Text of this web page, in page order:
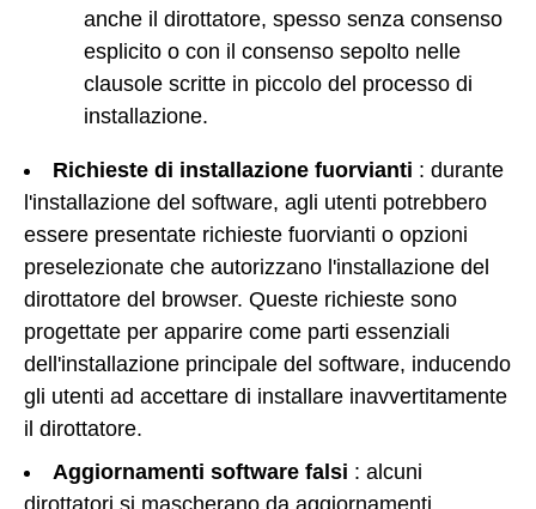
anche il dirottatore, spesso senza consenso
esplicito o con il consenso sepolto nelle
clausole scritte in piccolo del processo di
installazione.
Richieste di installazione fuorvianti : durante
l'installazione del software, agli utenti potrebbero
essere presentate richieste fuorvianti o opzioni
preselezionate che autorizzano l'installazione del
dirottatore del browser. Queste richieste sono
progettate per apparire come parti essenziali
dell'installazione principale del software, inducendo
gli utenti ad accettare di installare inavvertitamente
il dirottatore.
Aggiornamenti software falsi : alcuni
dirottatori si mascherano da aggiornamenti